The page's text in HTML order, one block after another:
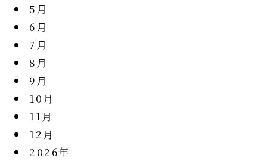
5月
6月
7月
8月
9月
10月
11月
12月
2026年